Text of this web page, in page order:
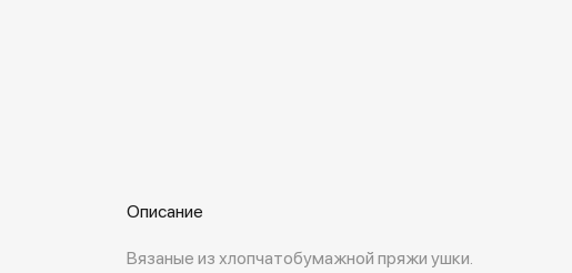
Описание
Вязаные из хлопчатобумажной пряжи ушки.